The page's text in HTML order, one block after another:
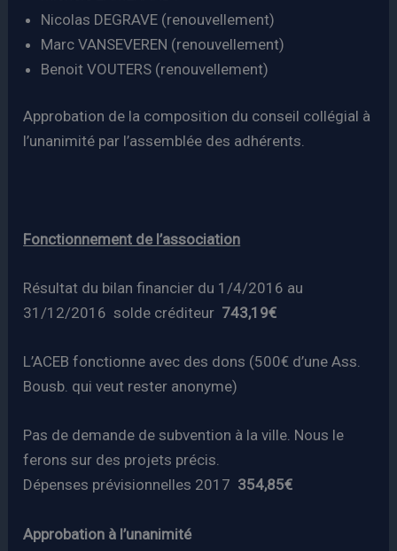
Nicolas DEGRAVE (renouvellement)
Marc VANSEVEREN (renouvellement)
Benoit VOUTERS (renouvellement)
Approbation de la composition du conseil collégial à
l’unanimité par l’assemblée des adhérents.
Fonctionnement de l’association
Résultat du bilan financier du 1/4/2016 au
31/12/2016 solde créditeur 743,19€
L’ACEB fonctionne avec des dons (500€ d’une Ass.
Bousb. qui veut rester anonyme)
Pas de demande de subvention à la ville. Nous le
ferons sur des projets précis.
Dépenses prévisionnelles 2017 354,85€
Approbation à l’unanimité